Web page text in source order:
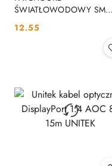
ŚWIATŁOWODOWY SM
3.0MM 1m OPTON
Cena:
12.55